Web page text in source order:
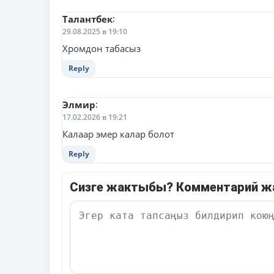
Талантбек:
29.08.2025 в 19:10
Хромдон табасыз
Reply
Элмир:
17.02.2026 в 19:21
Калаар эмер калар болот
Reply
Сизге жактыбы? Комментарий